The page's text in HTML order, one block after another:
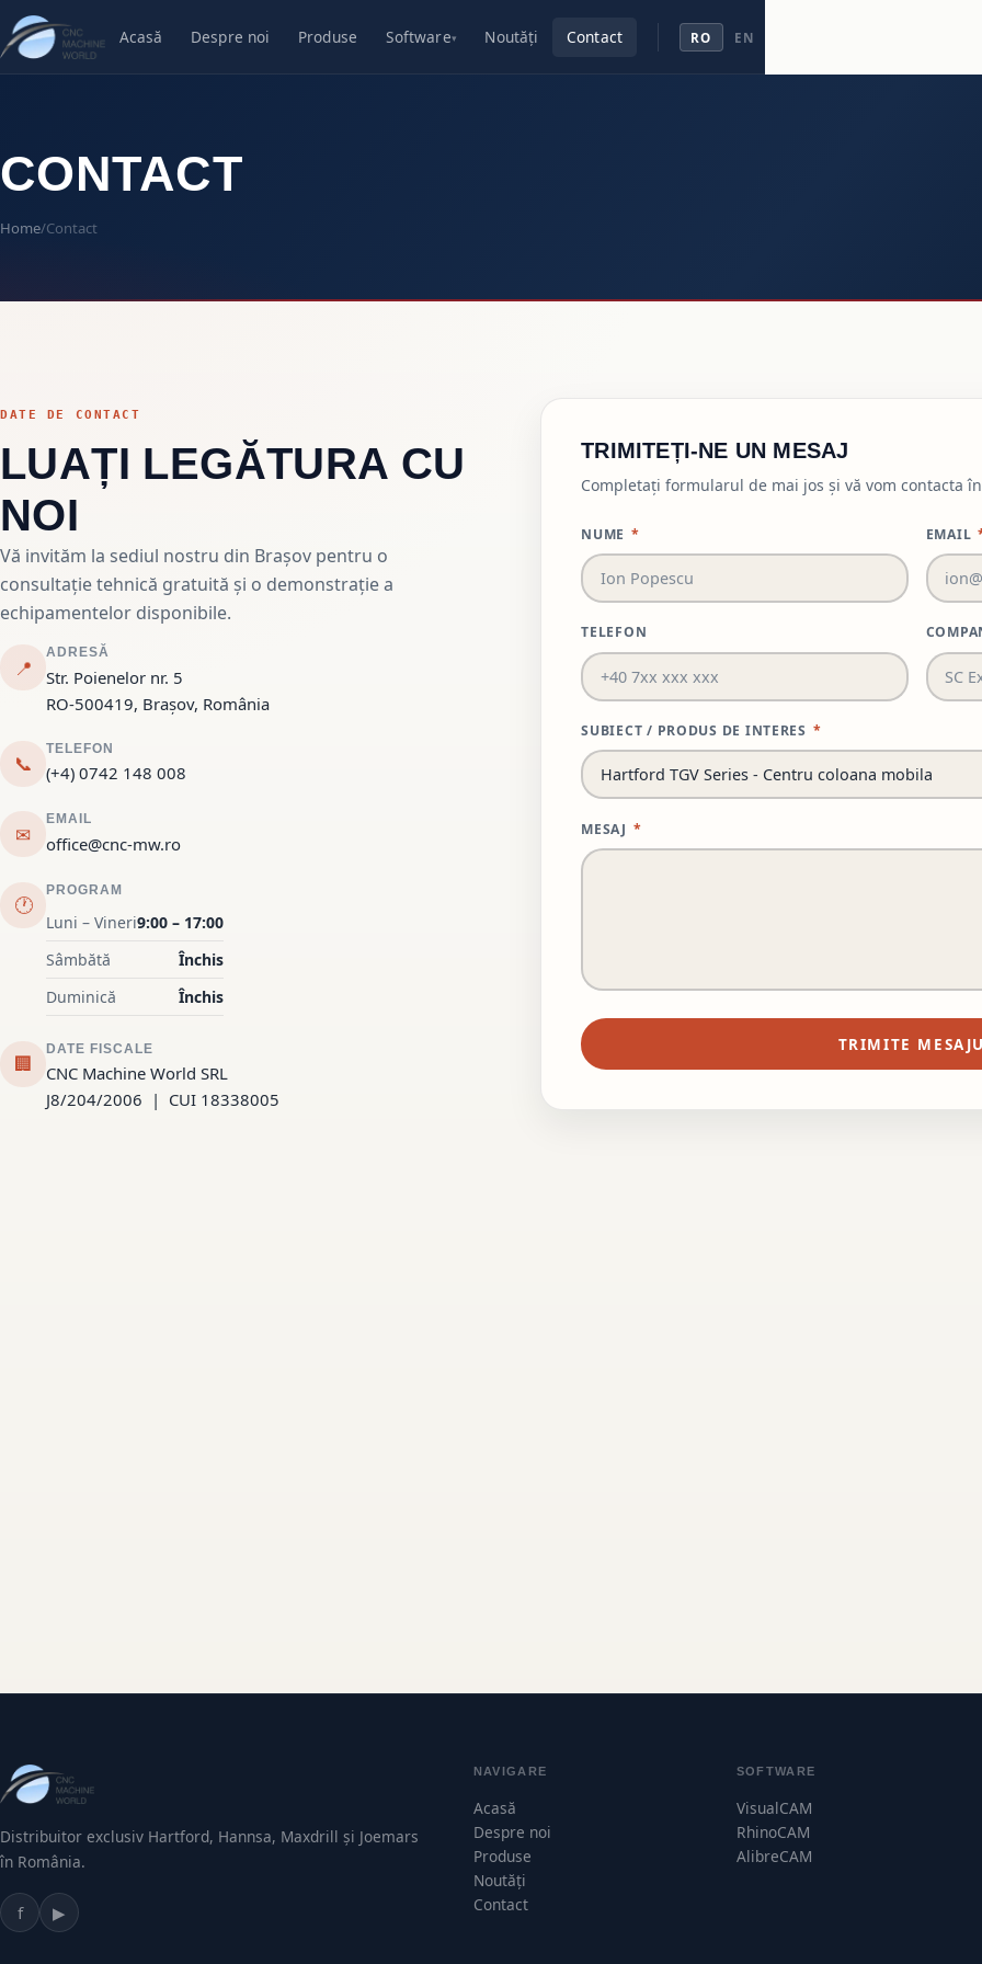
Acasă Despre noi Produse Software▾ Noutăți Contact RO EN
CONTACT
Home/Contact
DATE DE CONTACT
LUAȚI LEGĂTURA CU
NOI
Vă invităm la sediul nostru din Brașov pentru o
consultație tehnică gratuită și o demonstrație a
echipamentelor disponibile.
📍
ADRESĂ
Str. Poienelor nr. 5
RO-500419, Brașov, România
📞
TELEFON
(+4) 0742 148 008
✉
EMAIL
office@cnc-mw.ro
🕐
PROGRAM
Luni – Vineri9:00 – 17:00
Sâmbătă
Închis
Duminică
Închis
🏢
DATE FISCALE
CNC Machine World SRL
J8/204/2006 | CUI 18338005
TRIMITEȚI-NE UN MESAJ
Completați formularul de mai jos și vă vom contacta
NUME * EMAIL
TELEFON
SUBIECT / PRODUS DE INTERES *
MESAJ *
TRIMITE
Distribuitor exclusiv Hartford, Hannsa, Maxdrill și Joemars
în România.
f ▶
NAVIGARE
Acasă
Despre noi
Produse
Noutăți
Contact
SOFTWARE
VisualCAM
RhinoCAM
AlibreCAM